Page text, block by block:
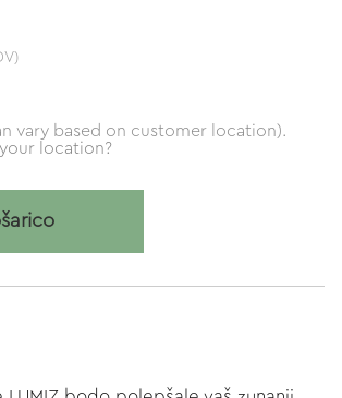
vary based on customer location).
your location?